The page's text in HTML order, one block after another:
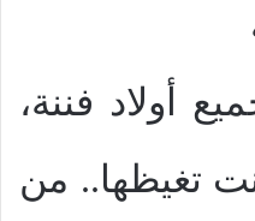
أولاد فننة،
تغيظها.. من